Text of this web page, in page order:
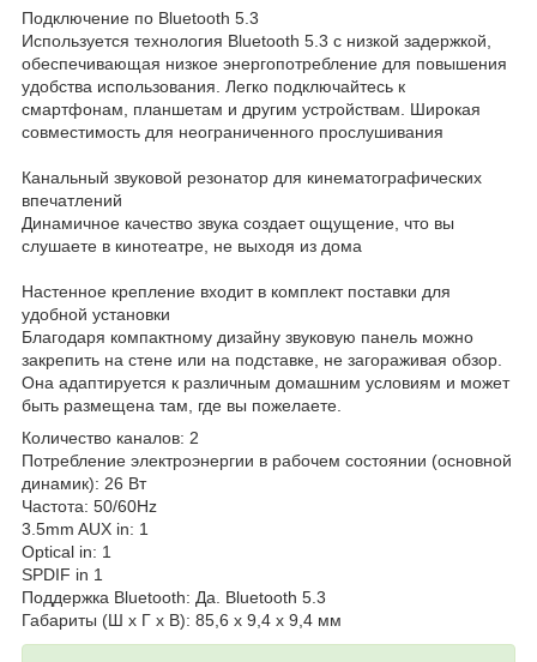
Подключение по Bluetooth 5.3
Используется технология Bluetooth 5.3 с низкой задержкой,
обеспечивающая низкое энергопотребление для повышения
удобства использования. Легко подключайтесь к
смартфонам, планшетам и другим устройствам. Широкая
совместимость для неограниченного прослушивания
Канальный звуковой резонатор для кинематографических
впечатлений
Динамичное качество звука создает ощущение, что вы
слушаете в кинотеатре, не выходя из дома
Настенное крепление входит в комплект поставки для
удобной установки
Благодаря компактному дизайну звуковую панель можно
закрепить на стене или на подставке, не загораживая обзор.
Она адаптируется к различным домашним условиям и может
быть размещена там, где вы пожелаете.
Количество каналов: 2
Потребление электроэнергии в рабочем состоянии (основной
динамик): 26 Вт
Частота: 50/60Hz
3.5mm AUX in: 1
Optical in: 1
SPDIF in 1
Поддержка Bluetooth: Да. Bluetooth 5.3
Габариты (Ш х Г х В): 85,6 х 9,4 х 9,4 мм